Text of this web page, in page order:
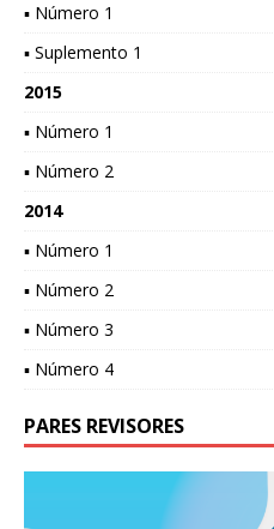
▪ Número 1
▪ Suplemento 1
2015
▪ Número 1
▪ Número 2
2014
▪ Número 1
▪ Número 2
▪ Número 3
▪ Número 4
PARES REVISORES